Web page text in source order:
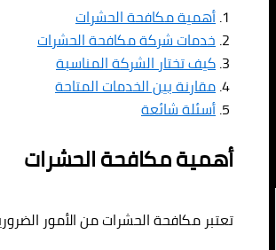
أهمية مكافحة الحشرات
خدمات شركة مكافحة الحشرات
كيف تختار الشركة المناسبة
مقارنة بين الخدمات المتاحة
أسئلة شائعة
أهمية مكافحة الحشرات
تعتبر مكافحة الحشرات من الأمور